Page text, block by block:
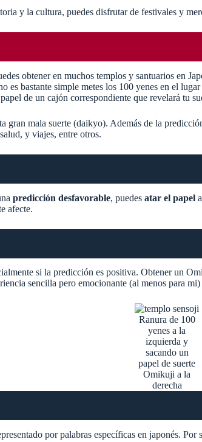
y la cultura, puedes disfrutar de festivales y
obtener en muchos templos y santuarios en
es bastante simple metes los 100 yenes en el
de un cajón correspondiente que revelará tu
mala suerte (daikyo). Además de la
y viajes, entre otros.
predicción desfavorable, puedes atar el papel
afecte.
si la predicción es positiva. Obtener un
sencilla pero emocionante (al menos para
Ranura de 100
yenes a la
izquierda y
sacando un
papel de suerte
Omikuji a la
derecha
por palabras específicas en japonés.